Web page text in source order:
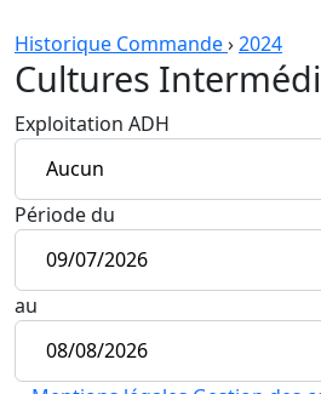
Historique Commande›2024
Cultures
Exploitation ADH
Période du
au